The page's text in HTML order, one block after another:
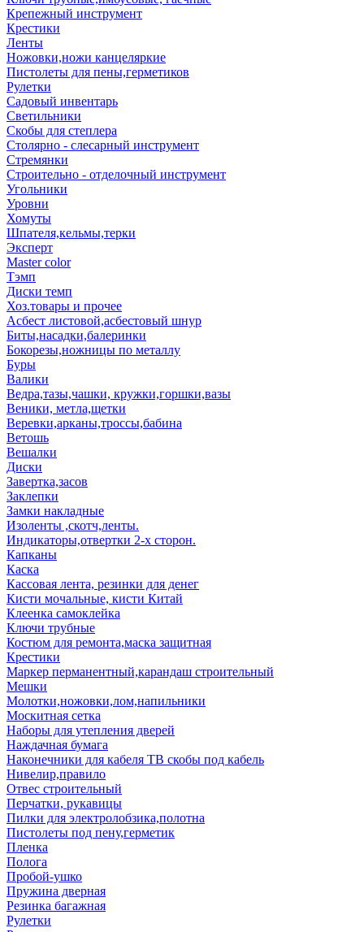
Крепежный инструмент
Крестики
Ленты
Ножовки,ножи канцеляркие
Пистолеты для пены,герметиков
Рулетки
Садовый инвентарь
Светильники
Скобы для степлера
Столярно - слесарный инструмент
Стремянки
Строительно - отделочный инструмент
Угольники
Уровни
Хомуты
Шпателя,кельмы,терки
Эксперт
Master color
Тэмп
Диски темп
Хоз.товары и прочее
Асбест листовой,асбестовый шнур
Биты,насадки,балеринки
Бокорезы,ножницы по металлу
Буры
Валики
Ведра,тазы,чашки, кружки,горшки,вазы
Веники, метла,щетки
Веревки,арканы,троссы,бабина
Ветошь
Вешалки
Диски
Завертка,засов
Заклепки
Замки накладные
Изоленты ,скотч,ленты.
Индикаторы,отвертки 2-х сторон.
Капканы
Каска
Кассовая лента, резинки для денег
Кисти мочальные, кисти Китай
Клеенка самоклейка
Ключи трубные
Костюм для ремонта,маска защитная
Крестики
Маркер перманентный,карандаш строительный
Мешки
Молотки,ножовки,лом,напильники
Москитная сетка
Наборы для утепления дверей
Наждачная бумага
Наконечники для кабеля ТВ скобы под кабель
Нивелир,правило
Отвес строительный
Перчатки, рукавицы
Пилки для электролобзика,полотна
Пистолеты под пену,герметик
Пленка
Полога
Пробой-ушко
Пружина дверная
Резинка багажная
Рулетки